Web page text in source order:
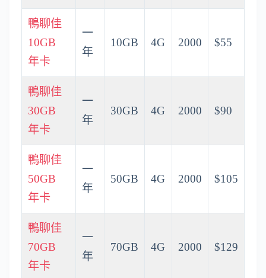
鴨聊佳
10GB
年卡
一
年
10GB 4G 2000 $55
鴨聊佳
30GB
年卡
一
年
30GB 4G 2000 $90
鴨聊佳
50GB
年卡
一
年
50GB 4G 2000 $105
鴨聊佳
70GB
年卡
一
年
70GB 4G 2000 $129